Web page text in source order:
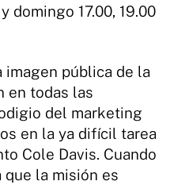
domingo 17.00, 19.00
imagen pública de la
en todas las
del marketing
en la ya difícil tarea
Cole Davis. Cuando
que la misión es